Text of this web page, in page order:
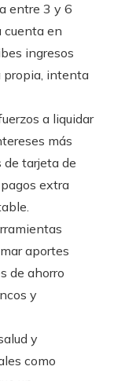
entre 3 y 6
cuenta en
ingresos
propia, intenta
a liquidar
más
de tarjeta de
extra
aportes
de ahorro
y
y
como